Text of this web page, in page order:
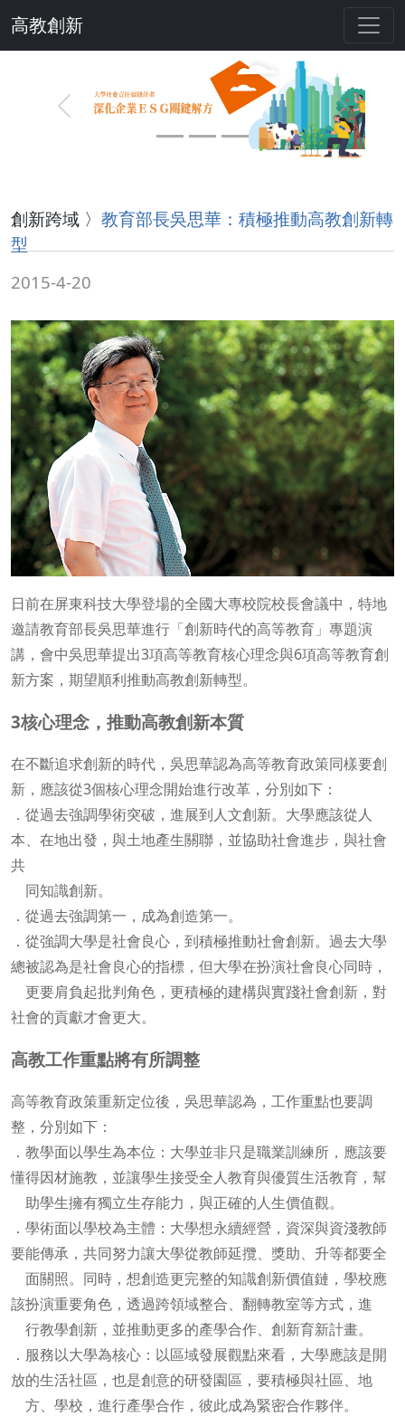
高教創新
Previous Next
創新跨域 〉 教育部長吳思華：積極推動高教創新轉
型
2015-4-20
日前在屏東科技大學登場的全國大專校院校長會議中，特地
邀請教育部長吳思華進行「創新時代的高等教育」專題演
講，會中吳思華提出3項高等教育核心理念與6項高等教育創
新方案，期望順利推動高教創新轉型。
3核心理念，推動高教創新本質
在不斷追求創新的時代，吳思華認為高等教育政策同樣要創
新，應該從3個核心理念開始進行改革，分別如下：
．從過去強調學術突破，進展到人文創新。大學應該從人
本、在地出發，與土地產生關聯，並協助社會進步，與社會
共
同知識創新。
．從過去強調第一，成為創造第一。
．從強調大學是社會良心，到積極推動社會創新。過去大學
總被認為是社會良心的指標，但大學在扮演社會良心同時，
更要肩負起批判角色，更積極的建構與實踐社會創新，對
社會的貢獻才會更大。
高教工作重點將有所調整
高等教育政策重新定位後，吳思華認為，工作重點也要調
整，分別如下：
．教學面以學生為本位：大學並非只是職業訓練所，應該要
懂得因材施教，並讓學生接受全人教育與優質生活教育，幫
助學生擁有獨立生存能力，與正確的人生價值觀。
．學術面以學校為主體：大學想永續經營，資深與資淺教師
要能傳承，共同努力讓大學從教師延攬、獎助、升等都要全
面關照。同時，想創造更完整的知識創新價值鏈，學校應
該扮演重要角色，透過跨領域整合、翻轉教室等方式，進
行教學創新，並推動更多的產學合作、創新育新計畫。
．服務以大學為核心：以區域發展觀點來看，大學應該是開
放的生活社區，也是創意的研發園區，要積極與社區、地
方、學校，進行產學合作，彼此成為緊密合作夥伴。